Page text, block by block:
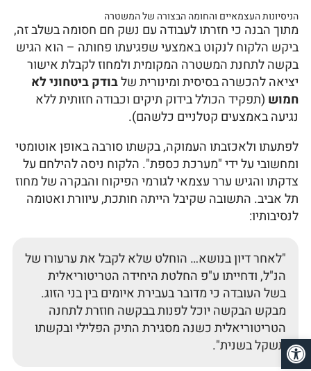
הניסיונות העצמאיים והחומה הבצורה של המשטרה
מתוך הבנה כי חזרתו לעבודה עם נשק חם חסומה בשלב זה,
ביקש הלקוח לנקוט באמצעי שפגיעתו פחותה – הוא הגיש
בקשה לתחנת המשטרה המקומית ולמחוז לקבלת אישור
יציאה להכשרה בסיסית ומינורית שלבודק ביטחוני לא
חמוש (תפקיד הכולל בידוק תיקים וכבודה חזותית ללא
נגיעה באמצעים קטלניים כלשהם).
לפתעתו ולאכזבתו העמוקה, בקשתו סורבה באופן אוטומטי
ומחשובי על ידי "מערכת כספת". הלקוח ניסה להילחם על
צדקתו והגיש ערר עצמאי לגורמי הפיקוח והבקרה של מחוז
תל אביב. התשובה שקיבל הייתה חותכת, עיוורת ואטומה
לנסיבותיו:
"לאחר דיון בנושא… הוחלט שלא לקבל את ערעורו של
הנ"ל, ודחייתו ע"פ החלטת היחידה הטריטוריאלית
בשל העובדה כי מדובר בעבירת איומים בין בני הזוג.
מבקש הבקשה יוכל לפנות בבקשה חוזרת לתחנה
הטריטוריאלית כשנה מסגירת התיק הפלילי ובקשתו
תשקל בשנית".
פתח סרגל נגישות